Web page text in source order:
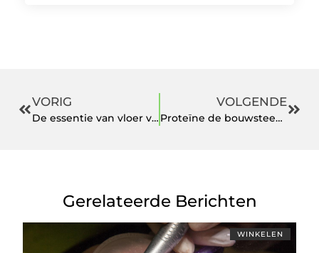
VORIG
De essentie van vloer voorbewerking
VOLGENDE
Proteïne de bouwsteen voor kracht en herstel
Gerelateerde Berichten
WINKELEN